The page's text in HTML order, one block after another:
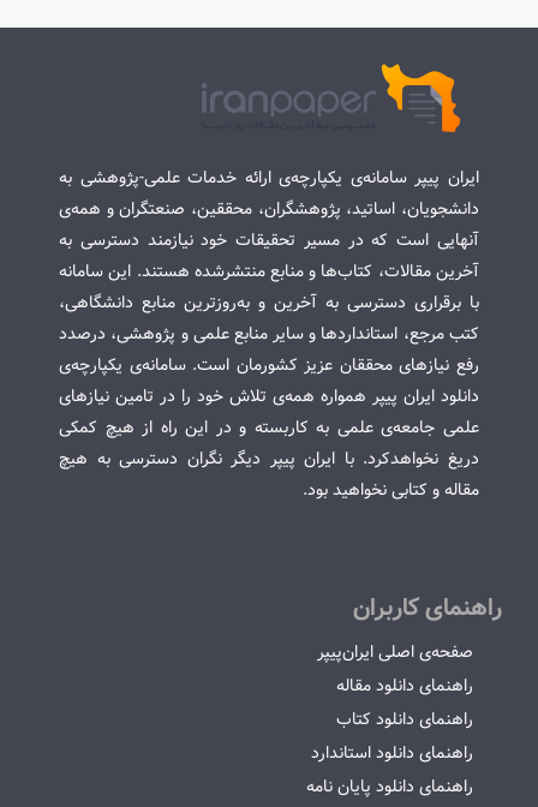
ایران پیپر سامانه‌ی یکپارچه‌ی ارائه خدمات علمی-پژوهشی به
دانشجویان، اساتید، پژوهشگران، محققین، صنعتگران و همه‌ی
آنهایی است که در مسیر تحقیقات خود نیازمند دسترسی به
آخرین مقالات، کتاب‌ها و منابع منتشرشده هستند. این سامانه
با برقراری دسترسی به آخرین و به‌روزترین منابع دانشگاهی،
کتب مرجع، استانداردها و سایر منابع علمی و پژوهشی، درصدد
رفع نیازهای محققان عزیز کشورمان است. سامانه‌ی یکپارچه‌ی
دانلود ایران پیپر همواره همه‌ی تلاش خود را در تامین نیازهای
علمی جامعه‌ی علمی به کاربسته و در این راه از هیچ کمکی
دریغ نخواهدکرد. با ایران پیپر دیگر نگران دسترسی به هیچ
مقاله و کتابی نخواهید بود.
راهنمای کاربران
صفحه‌ی اصلی ایران‌پیپر
راهنمای دانلود مقاله
راهنمای دانلود کتاب
راهنمای دانلود استاندارد
راهنمای دانلود پایان نامه